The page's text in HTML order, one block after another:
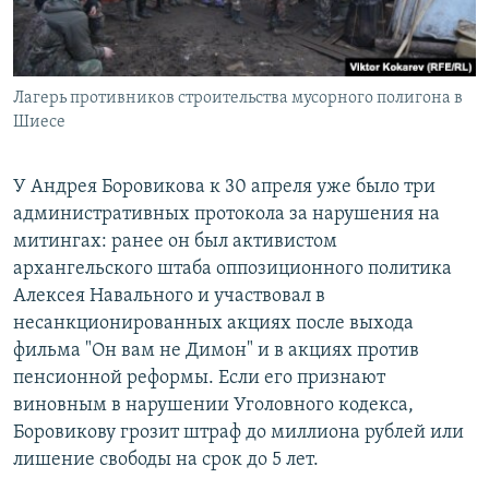
Лагерь противников строительства мусорного полигона в
Шиесе
У Андрея Боровикова к 30 апреля уже было три
административных протокола за нарушения на
митингах: ранее он был активистом
архангельского штаба оппозиционного политика
Алексея Навального и участвовал в
несанкционированных акциях после выхода
фильма "Он вам не Димон" и в акциях против
пенсионной реформы. Если его признают
виновным в нарушении Уголовного кодекса,
Боровикову грозит штраф до миллиона рублей или
лишение свободы на срок до 5 лет.